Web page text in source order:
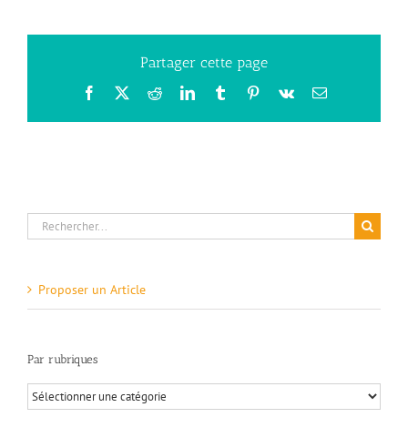
Partager cette page
Facebook
X RedditLinkedInTumblrPinterest
Vk Email
Rechercher:
Proposer un Article
Par rubriques
Par
rubriques